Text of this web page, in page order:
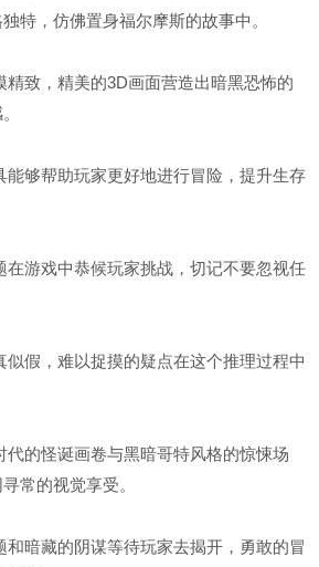
特，仿佛置身福尔摩斯的故事中。
，精美的3D画面营造出暗黑恐怖的
帮助玩家更好地进行冒险，提升生存
戏中恭候玩家挑战，切记不要忽视任
，难以捉摸的疑点在这个推理过程中
怪诞画卷与黑暗哥特风格的惊悚场
常的视觉享受。
藏的阴谋等待玩家去揭开，勇敢的冒